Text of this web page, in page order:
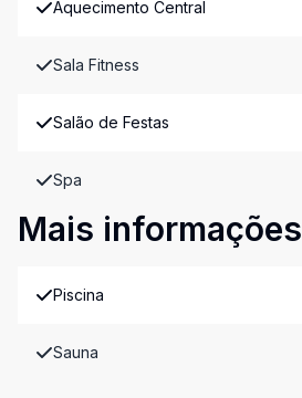
Aquecimento Central
Sala Fitness
Salão de Festas
Spa
Mais informações
Piscina
Sauna